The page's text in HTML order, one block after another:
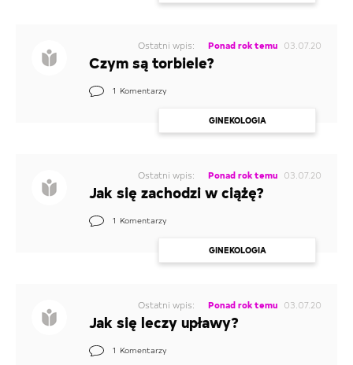
Ostatni wpis: Ponad rok temu 03.07.20
Czym są torbiele?
1 Komentarzy
GINEKOLOGIA
Ostatni wpis: Ponad rok temu 03.07.20
Jak się zachodzi w ciążę?
1 Komentarzy
GINEKOLOGIA
Ostatni wpis: Ponad rok temu 03.07.20
Jak się leczy upławy?
1 Komentarzy